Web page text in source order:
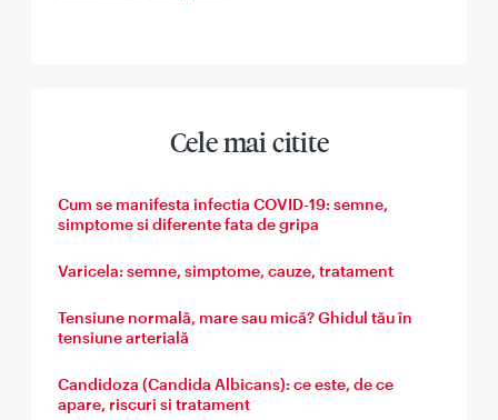
Cele mai citite
Cum se manifesta infectia COVID-19: semne,
simptome si diferente fata de gripa
Varicela: semne, simptome, cauze, tratament
Tensiune normală, mare sau mică? Ghidul tău în
tensiune arterială
Candidoza (Candida Albicans): ce este, de ce
apare, riscuri si tratament